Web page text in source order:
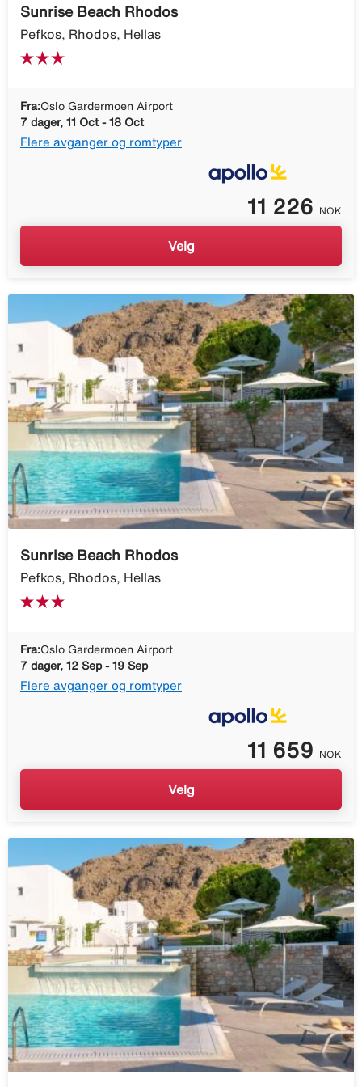
Sunrise Beach Rhodos
Pefkos, Rhodos, Hellas
Fra:Oslo Gardermoen Airport
7 dager, 11 Oct - 18 Oct
Flere avganger og romtyper
11 226 NOK
Velg
Sunrise Beach Rhodos
Pefkos, Rhodos, Hellas
Fra:Oslo Gardermoen Airport
7 dager, 12 Sep - 19 Sep
Flere avganger og romtyper
11 659 NOK
Velg